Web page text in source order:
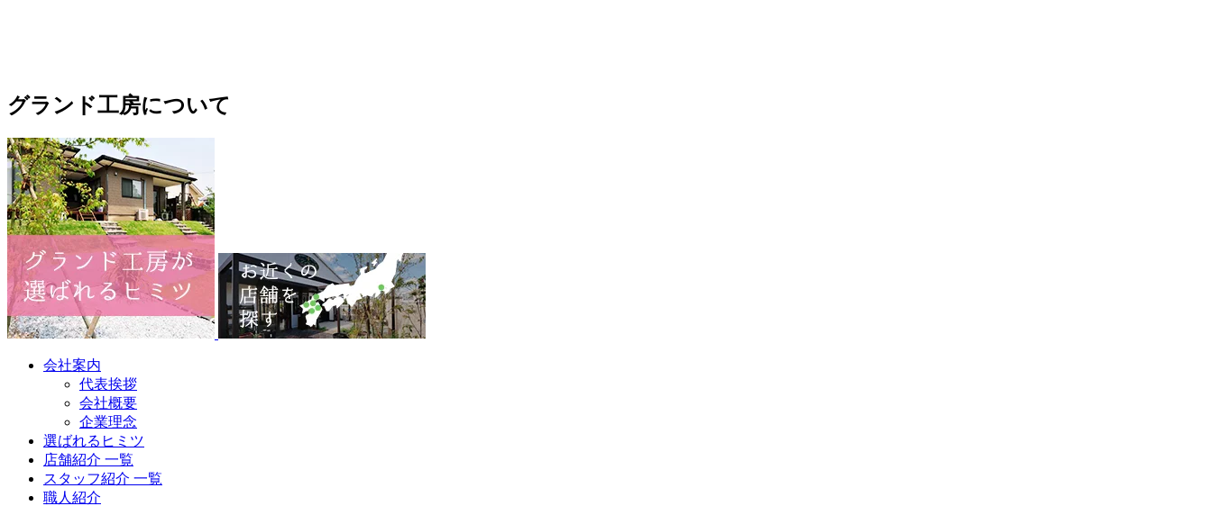
グランド工房について
会社案内
代表挨拶
会社概要
企業理念
選ばれるヒミツ
店舗紹介 一覧
スタッフ紹介 一覧
職人紹介